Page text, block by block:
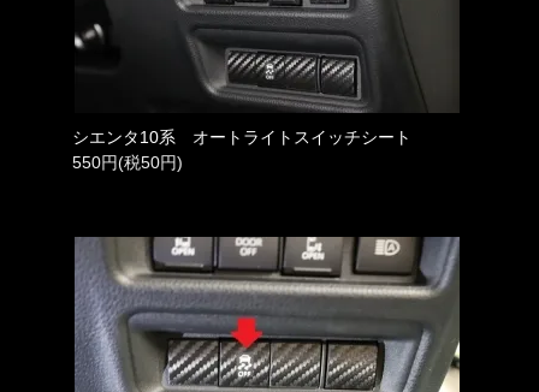
シエンタ10系 オートライトスイッチシート
550円(税50円)